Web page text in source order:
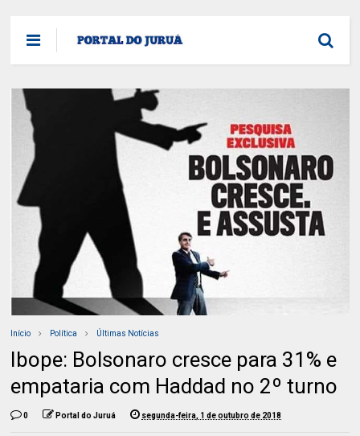
Início Política Últimas Notícias
Ibope: Bolsonaro cresce para 31% e
empataria com Haddad no 2º turno
0 Portal do Juruá segunda-feira, 1 de outubro de 2018